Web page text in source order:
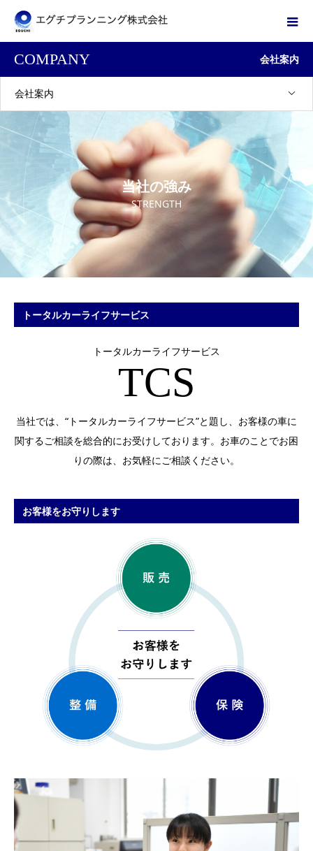
COMPANY 会社案内
会社案内
当社の強み
STRENGTH
トータルカーライフサービス
トータルカーライフサービス
TCS
当社では、“トータルカーライフサービス”と題し、 お客様の車に
関するご相談を総合的にお受けしております。 お車のことでお困
りの際は、お気軽にご相談ください。
お客様をお守りします